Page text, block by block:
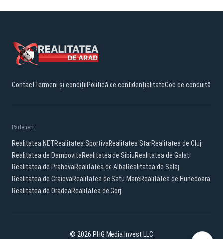
ContactTermeni și condițiiPolitică de confidențialitateCod de conduită
Parteneri:
Realitatea.NETRealitatea SportivaRealitatea StarRealitatea de Cluj
Realitatea de DambovitaRealitatea de SibiuRealitatea de Galati
Realitatea de PrahovaRealitatea de AlbaRealitatea de Salaj
Realitatea de CraiovaRealitatea de Satu MareRealitatea de Hunedoara
Realitatea de OradeaRealitatea de Gorj
© 2026 PHG Media Invest LLC